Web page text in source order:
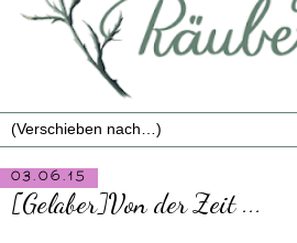
03.06.15
[Gelaber]Von der Zeit ...